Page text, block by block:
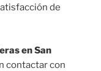
de
en San
contactar con